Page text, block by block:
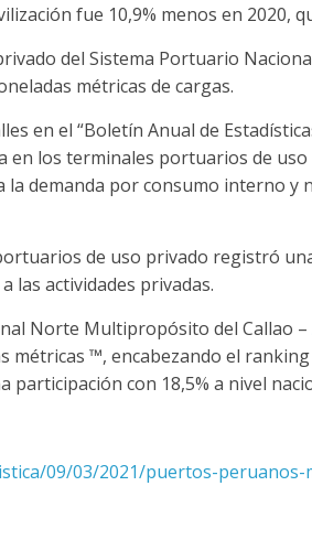
fue 10,9% menos en 2020,
del Sistema Portuario
métricas de cargas.
en el “Boletín Anual de
en los terminales portuarios de
demanda por consumo interno y
de uso privado registró
las actividades privadas.
Norte Multipropósito del Callao –
métricas ™, encabezando el
con 18,5% a nivel
09/03/2021/puertos-peruanos-